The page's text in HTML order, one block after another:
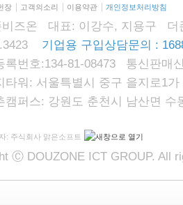
장 고객의소리 이용약관 개인정보처리방침
비즈온 대표: 이강수, 지용구 더
기업용 구입상담문의 :
록번호:134-81-08473 통신판매
타워: 서울특별시 중구 을지로1
캠퍼스: 강원도 춘천시 남산면
: 주식회사 맑은소프트
Ⓒ DOUZONE ICT GROUP. All